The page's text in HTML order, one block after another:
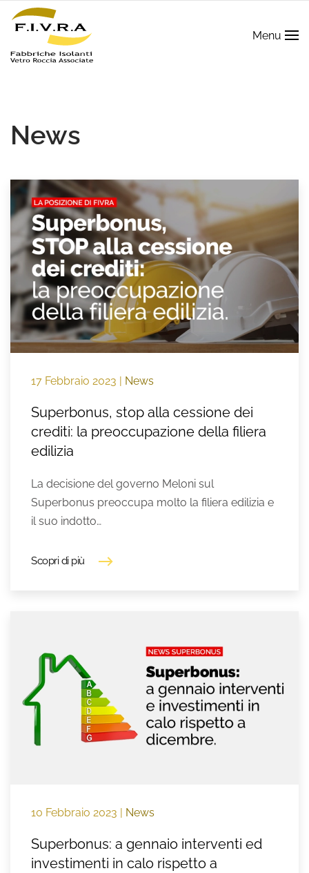
Menu
News
17 Febbraio 2023 | News
Superbonus, stop alla cessione dei
crediti: la preoccupazione della filiera
edilizia
La decisione del governo Meloni sul
Superbonus preoccupa molto la filiera edilizia e
il suo indotto…
Scopri di più
10 Febbraio 2023 | News
Superbonus: a gennaio interventi ed
investimenti in calo rispetto a